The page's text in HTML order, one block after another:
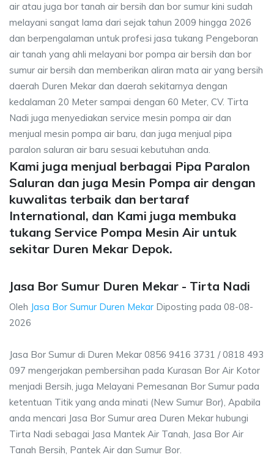
air atau juga bor tanah air bersih dan bor sumur kini sudah
melayani sangat lama dari sejak tahun 2009 hingga 2026
dan berpengalaman untuk profesi jasa tukang Pengeboran
air tanah yang ahli melayani bor pompa air bersih dan bor
sumur air bersih dan memberikan aliran mata air yang bersih
daerah Duren Mekar dan daerah sekitarnya dengan
kedalaman 20 Meter sampai dengan 60 Meter, CV. Tirta
Nadi juga menyediakan service mesin pompa air dan
menjual mesin pompa air baru, dan juga menjual pipa
paralon saluran air baru sesuai kebutuhan anda.
Kami juga menjual berbagai Pipa Paralon
Saluran dan juga Mesin Pompa air dengan
kuwalitas terbaik dan bertaraf
International, dan Kami juga membuka
tukang Service Pompa Mesin Air untuk
sekitar Duren Mekar Depok.
Jasa Bor Sumur Duren Mekar - Tirta Nadi
Oleh Jasa Bor Sumur Duren Mekar Diposting pada 08-08-
2026
Jasa Bor Sumur di Duren Mekar 0856 9416 3731 / 0818 493
097 mengerjakan pembersihan pada Kurasan Bor Air Kotor
menjadi Bersih, juga Melayani Pemesanan Bor Sumur pada
ketentuan Titik yang anda minati (New Sumur Bor), Apabila
anda mencari Jasa Bor Sumur area Duren Mekar hubungi
Tirta Nadi sebagai Jasa Mantek Air Tanah, Jasa Bor Air
Tanah Bersih, Pantek Air dan Sumur Bor.